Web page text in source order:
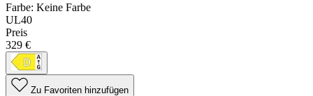
Farbe: Keine Farbe
UL40
Preis
329 €
Zu Favoriten hinzufügen